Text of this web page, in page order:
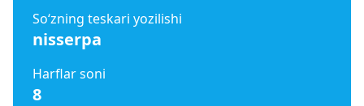
So‘zning teskari yozilishi
nisserpa
Harflar soni
8